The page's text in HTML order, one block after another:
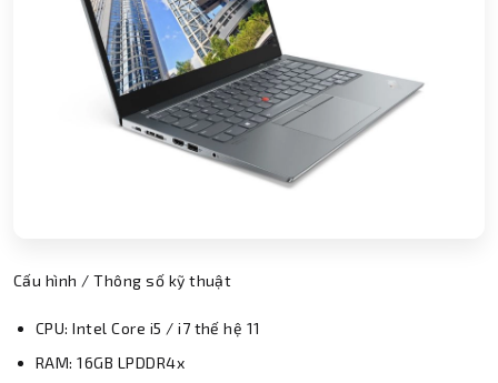
Cấu hình / Thông số kỹ thuật
CPU: Intel Core i5 / i7 thế hệ 11
RAM: 16GB LPDDR4x